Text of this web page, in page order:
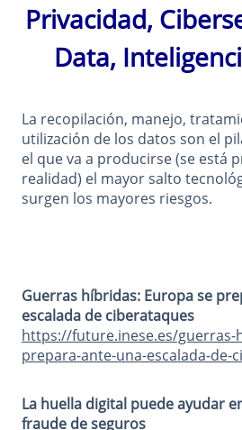
Privacidad,
Data,
La recopilación, manejo,
utilización de los datos son el
el que va a producirse (se está
realidad) el mayor salto
surgen los mayores riesgos.
Guerras híbridas: Europa se
escalada de ciberataques
https://future.inese.es/guerras-
prepara-ante-una-escalada-de-
La huella digital puede ayudar
fraude de seguros